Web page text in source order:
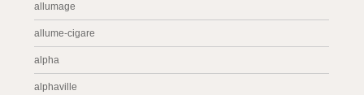
allumage
allume-cigare
alpha
alphaville